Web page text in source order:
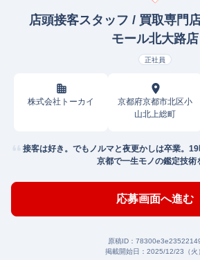
店頭接客スタッフ / 買取専門
モール北大路店
正社員
株式会社トーカイ
京都府京都市北区小
山北上総町
接客は好き。でもノルマと夜更かしは卒業。19
京都で一生モノの鑑定技術
応募画面へ進む
原稿ID：
掲載開始日： 2025/12/23（火